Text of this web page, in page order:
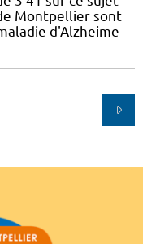
Montpellier sont
d'Alzheime